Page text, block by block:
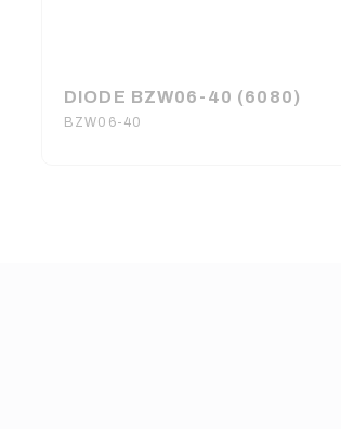
DIODE BZW06-40 (6080)
BZW06-40